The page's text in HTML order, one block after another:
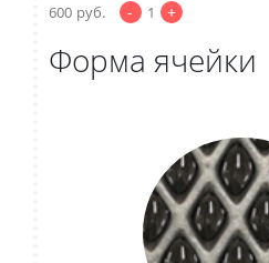
600 руб. - 1 +
Форма ячейки